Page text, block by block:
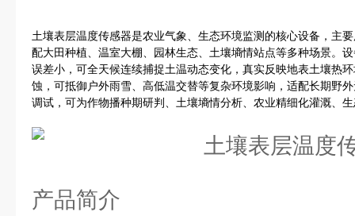
土壤表层温度传感器是农业气象、生态环境监测的核心设备，主
配大田种植、温室大棚、园林生态、土壤墒情站点等多种场景。
误差小，可全天候连续捕捉土温动态变化，真实反映地表土壤热
蚀，可抵御户外雨雪、高低温交替等复杂环境影响，适配长期野
调试，可为作物播种期研判、土壤墒情分析、农业精细化灌溉、
产品简介